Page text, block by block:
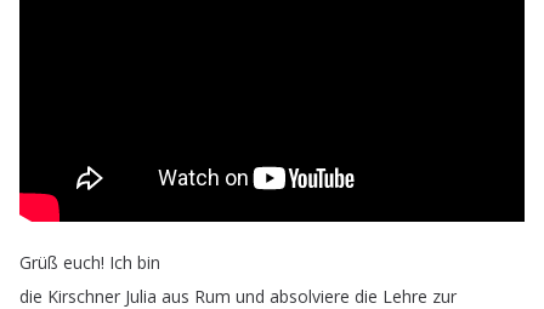
Grüß euch! Ich bin
die Kirschner Julia aus Rum und absolviere die Lehre zur